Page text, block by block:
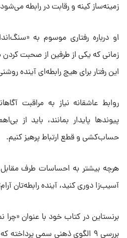
زمینه‌ساز کینه و رقابت در رابطه
او درباره رفتاری موسوم به
زمانی که یکی از طرفین از صحبت
این رفتار برای هیچ رابطه‌ای آینده
روابط عاشقانه نیاز به مراقبت
پیوندها پایدار بمانند، باید از
حساب‌کشی و قطع ارتباط پرهیز کنیم.
هرچه بیشتر به احساسات طرف مقابل
آسیب‌زا دوری کنید، آینده رابطه‌تان
برنستاین در کتاب خود با عنوان
بررسی ۹ الگوی ذهنی سمی